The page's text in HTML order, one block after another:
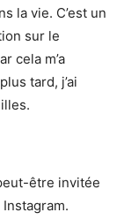
la vie. C’est un
sur le
cela m’a
tard, j’ai
être invitée